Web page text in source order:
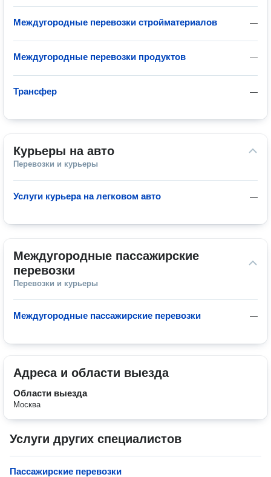
—
Междугородные перевозки стройматериалов
—
Междугородные перевозки продуктов
—
Трансфер
Курьеры на авто
Перевозки и курьеры
—
Услуги курьера на легковом авто
Междугородные пассажирские
перевозки
Перевозки и курьеры
—
Междугородные пассажирские перевозки
Адреса и области выезда
Области выезда
Москва
Услуги других специалистов
Пассажирские перевозки